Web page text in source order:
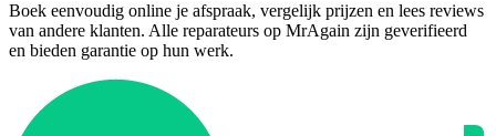
Boek eenvoudig online je afspraak, vergelijk prijzen en lees reviews
van andere klanten. Alle reparateurs op MrAgain zijn geverifieerd
en bieden garantie op hun werk.